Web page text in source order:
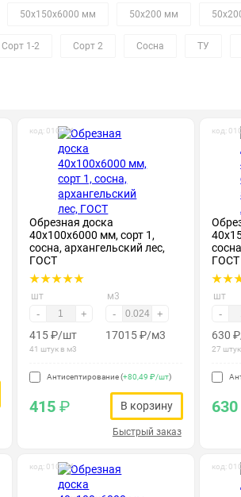
50х150х6000 мм 50х200 мм
Сорт 1-2 Сорт 2 Сосна ТУ
код: 010076
Обрезная доска
40х100х6000 мм, сорт 1,
сосна, архангельский лес,
ГОСТ
шт
- +
415₽/шт
41 штук в м3
м3
- +
17015₽/м3
Антисептирование (+80,49 ₽/шт)
415₽ В корзину
Быстрый заказ
код:
ГОСТ
шт
-
630 ₽
27
630
код: 010156 код: